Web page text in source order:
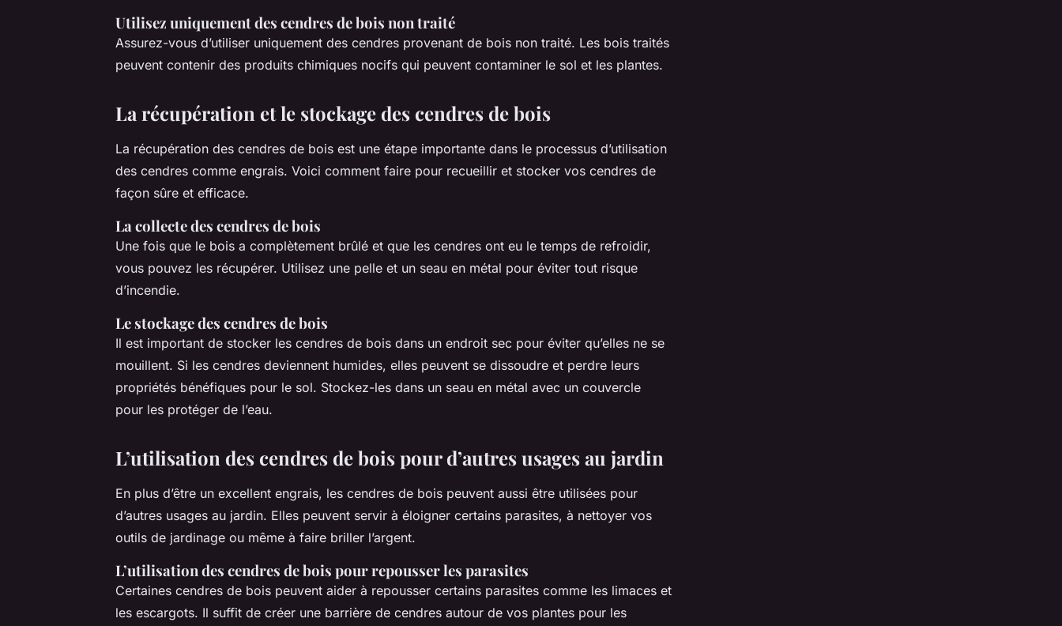
Utilisez uniquement des cendres de bois non traité
Assurez-vous d’utiliser uniquement des cendres provenant de bois non traité. Les bois traités
peuvent contenir des produits chimiques nocifs qui peuvent contaminer le sol et les plantes.
La récupération et le stockage des cendres de bois
La récupération des cendres de bois est une étape importante dans le processus d’utilisation
des cendres comme engrais. Voici comment faire pour recueillir et stocker vos cendres de
façon sûre et efficace.
La collecte des cendres de bois
Une fois que le bois a complètement brûlé et que les cendres ont eu le temps de refroidir,
vous pouvez les récupérer. Utilisez une pelle et un seau en métal pour éviter tout risque
d’incendie.
Le stockage des cendres de bois
Il est important de stocker les cendres de bois dans un endroit sec pour éviter qu’elles ne se
mouillent. Si les cendres deviennent humides, elles peuvent se dissoudre et perdre leurs
propriétés bénéfiques pour le sol. Stockez-les dans un seau en métal avec un couvercle
pour les protéger de l’eau.
L’utilisation des cendres de bois pour d’autres usages au jardin
En plus d’être un excellent engrais, les cendres de bois peuvent aussi être utilisées pour
d’autres usages au jardin. Elles peuvent servir à éloigner certains parasites, à nettoyer vos
outils de jardinage ou même à faire briller l’argent.
L’utilisation des cendres de bois pour repousser les parasites
Certaines cendres de bois peuvent aider à repousser certains parasites comme les limaces et
les escargots. Il suffit de créer une barrière de cendres autour de vos plantes pour les